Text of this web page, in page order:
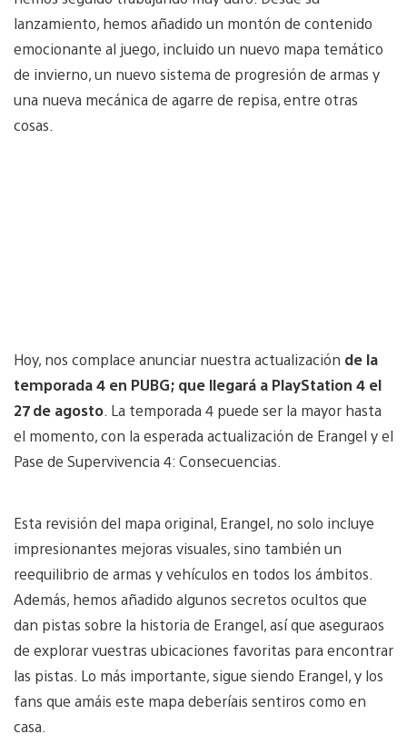
lanzamiento, hemos añadido un montón de contenido
emocionante al juego, incluido un nuevo mapa temático
de invierno, un nuevo sistema de progresión de armas y
una nueva mecánica de agarre de repisa, entre otras
cosas.
Hoy, nos complace anunciar nuestra actualización de la
temporada 4 en PUBG; que llegará a PlayStation 4 el
27 de agosto . La temporada 4 puede ser la mayor hasta
el momento, con la esperada actualización de Erangel y el
Pase de Supervivencia 4: Consecuencias.
Esta revisión del mapa original, Erangel, no solo incluye
impresionantes mejoras visuales, sino también un
reequilibrio de armas y vehículos en todos los ámbitos.
Además, hemos añadido algunos secretos ocultos que
dan pistas sobre la historia de Erangel, así que aseguraos
de explorar vuestras ubicaciones favoritas para encontrar
las pistas. Lo más importante, sigue siendo Erangel, y los
fans que amáis este mapa deberíais sentiros como en
casa.